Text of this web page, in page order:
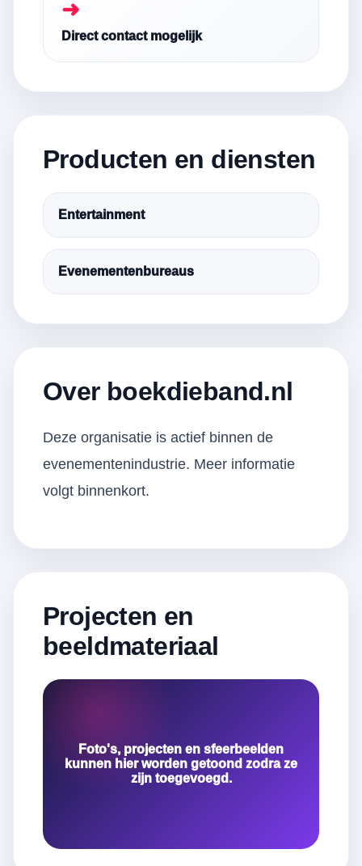
➜
Direct contact mogelijk
Producten en diensten
Entertainment
Evenementenbureaus
Over boekdieband.nl
Deze organisatie is actief binnen de
evenementenindustrie. Meer informatie
volgt binnenkort.
Projecten en
beeldmateriaal
Foto's, projecten en sfeerbeelden
kunnen hier worden getoond zodra ze
zijn toegevoegd.